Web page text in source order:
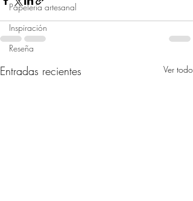
Papelería artesanal
Inspiración
Reseña
Entradas recientes Ver todo